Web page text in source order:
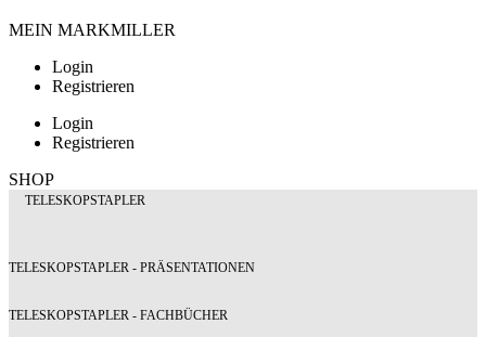
MEIN MARKMILLER
Login
Registrieren
Login
Registrieren
SHOP
TELESKOPSTAPLER
TELESKOPSTAPLER - PRÄSENTATIONEN
TELESKOPSTAPLER - FACHBÜCHER